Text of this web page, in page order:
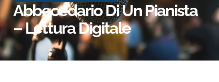
Abbecedario Di Un Pianista
– Lettura Digitale